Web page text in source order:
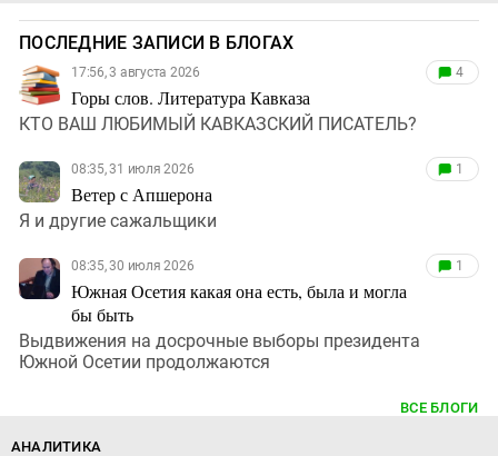
ПОСЛЕДНИЕ ЗАПИСИ В БЛОГАХ
17:56, 3 августа 2026
Горы слов. Литература Кавказа
4
КТО ВАШ ЛЮБИМЫЙ КАВКАЗСКИЙ ПИСАТЕЛЬ?
08:35, 31 июля 2026
Ветер с Апшерона
1
Я и другие сажальщики
08:35, 30 июля 2026
Южная Осетия какая она есть, была и могла
бы быть
1
Выдвижения на досрочные выборы президента
Южной Осетии продолжаются
ВСЕ БЛОГИ
АНАЛИТИКА